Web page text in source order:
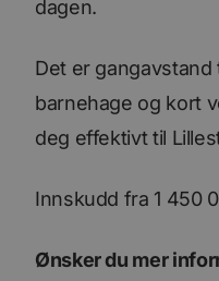
dagen.
Det er
barnehage og kort
deg effektivt til
Innskudd fra 1 450
Ønsker du mer